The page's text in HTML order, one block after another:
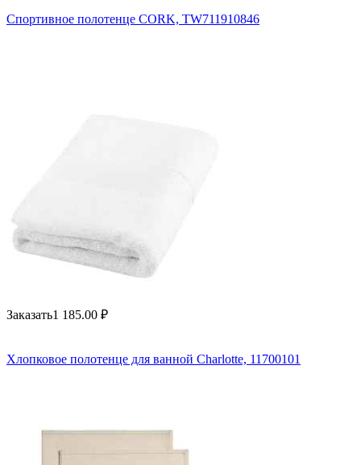
Спортивное полотенце CORK, TW711910846
Заказать1 185.00 ₽
Хлопковое полотенце для ванной Charlotte, 11700101